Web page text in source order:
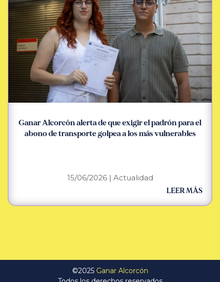
Ganar Alcorcón alerta de que exigir el padrón para el
abono de transporte golpea a los más vulnerables
15/06/2026| Actualidad
LEER MÁS
©2025 Ganar Alcorcón